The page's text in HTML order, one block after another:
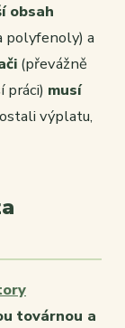
obsah
polyfenoly) a
(převážně
práci) musí
výplatu,
továrnou a